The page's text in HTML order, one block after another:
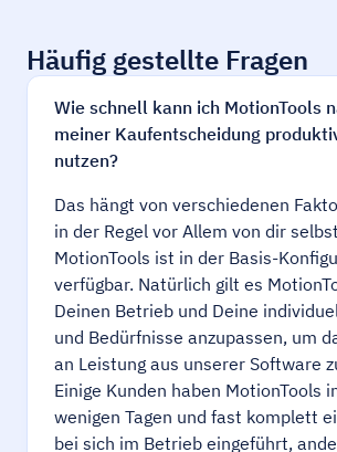
Häufig gestellte Fragen
Wie schnell kann ich MotionTools
meiner Kaufentscheidung
nutzen?
Das hängt von verschiedenen
in der Regel vor Allem von dir
MotionTools ist in der Basis-
verfügbar. Natürlich gilt es
Deinen Betrieb und Deine
und Bedürfnisse anzupassen, um
an Leistung aus unserer Software
Einige Kunden haben MotionTools
wenigen Tagen und fast komplett
bei sich im Betrieb eingeführt,